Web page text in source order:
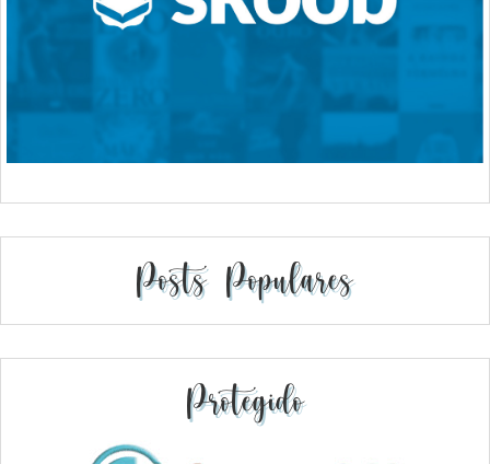
Posts Populares
Protegido